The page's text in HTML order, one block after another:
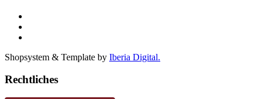
Shopsystem & Template by Iberia Digital.
Rechtliches